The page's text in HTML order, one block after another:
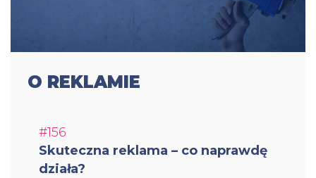
O REKLAMIE
#156
Skuteczna reklama – co naprawdę
działa?